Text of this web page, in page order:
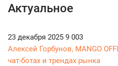
Актуальное
23 декабря 2025 9 003
Алексей Горбунов, MANGO
чат-ботах и трендах рынка